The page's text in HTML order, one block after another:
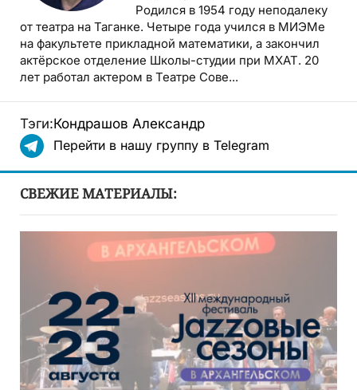
Родился в 1954 году неподалеку
от театра на Таганке. Четыре года учился в МИЭМе
на факультете прикладной математики, а закончил
актёрское отделение Школы-студии при МХАТ. 20
лет работал актером в Театре Сове...
Тэги:Кондрашов Александр
Перейти в нашу группу в Telegram
СВЕЖИЕ МАТЕРИАЛЫ: